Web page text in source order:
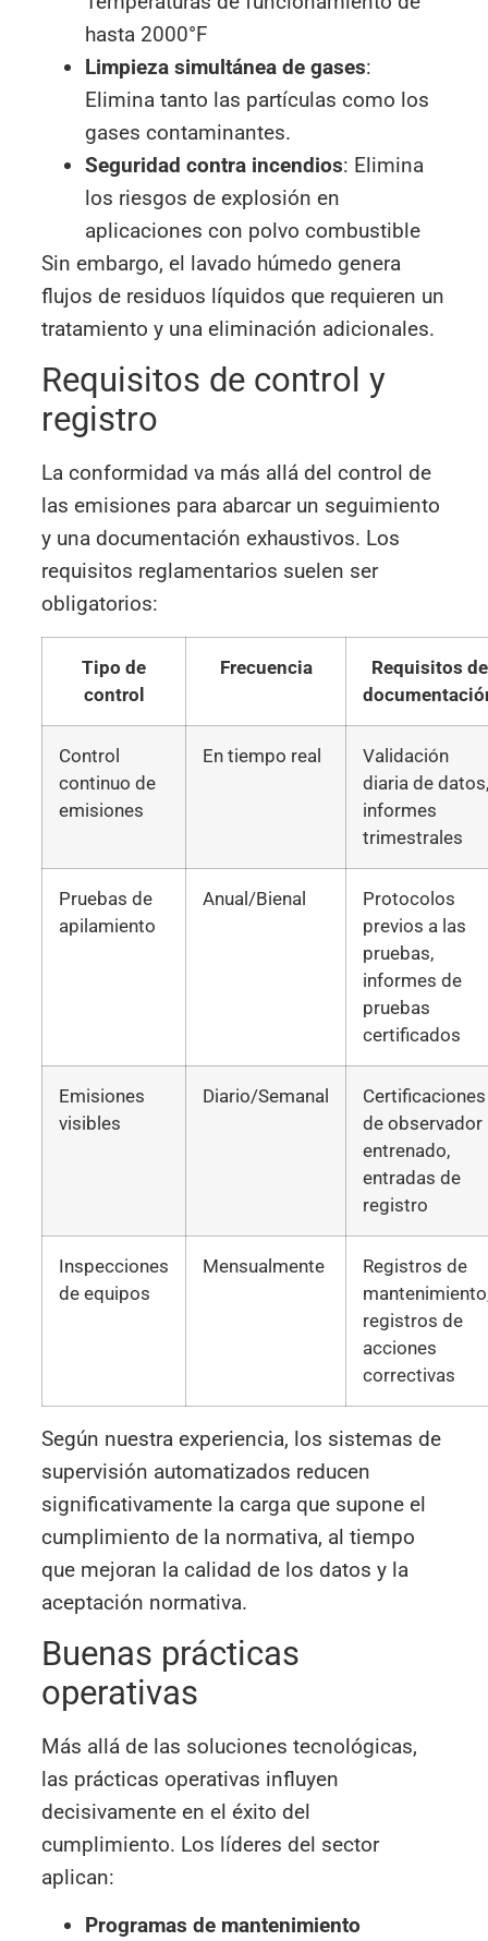
hasta 2000°F
Limpieza simultánea de gases:
Elimina tanto las partículas como los
gases contaminantes.
Seguridad contra incendios: Elimina
los riesgos de explosión en
aplicaciones con polvo combustible
Sin embargo, el lavado húmedo genera
flujos de residuos líquidos que requieren un
tratamiento y una eliminación adicionales.
Requisitos de control y
registro
La conformidad va más allá del control de
las emisiones para abarcar un seguimiento
y una documentación exhaustivos. Los
requisitos reglamentarios suelen ser
obligatorios:
Tipo de
control
Frecuencia
Requisitos de
Control
continuo de
emisiones
En tiempo real
Validación
diaria de
informes
trimestrales
Pruebas de
apilamiento
Anual/Bienal
Protocolos
previos a las
pruebas,
informes de
pruebas
certificados
Emisiones
visibles
Diario/Semanal
Certificaciones
de observador
entrenado,
entradas de
registro
Inspecciones
de equipos
Mensualmente
Registros de
registros de
acciones
correctivas
Según nuestra experiencia, los sistemas de
supervisión automatizados reducen
significativamente la carga que supone el
cumplimiento de la normativa, al tiempo
que mejoran la calidad de los datos y la
aceptación normativa.
Buenas prácticas
operativas
Más allá de las soluciones tecnológicas,
las prácticas operativas influyen
decisivamente en el éxito del
cumplimiento. Los líderes del sector
aplican:
Programas de mantenimiento